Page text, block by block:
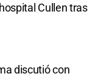
Cullen tras
discutió con